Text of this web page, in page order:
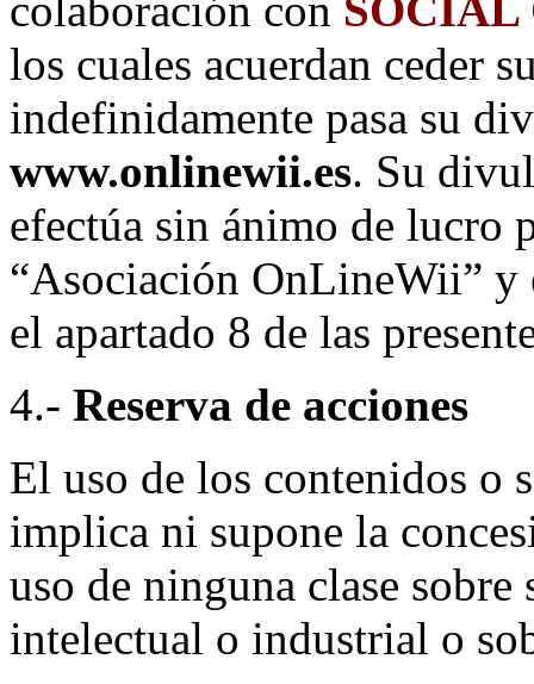
colaboración con SOCIAL
los cuales acuerdan ceder
indefinidamente pasa su
www.onlinewii.es. Su
efectúa sin ánimo de lucro
“Asociación OnLineWii” y
el apartado 8 de las
4.- Reserva de acciones
El uso de los contenidos o
implica ni supone la
uso de ninguna clase sobre
intelectual o industrial o